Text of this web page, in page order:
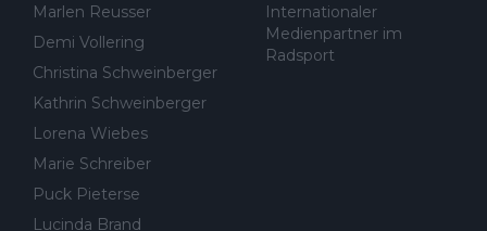
Marlen Reusser
Demi Vollering
Christina Schweinberger
Kathrin Schweinberger
Lorena Wiebes
Marie Schreiber
Puck Pieterse
Lucinda Brand
Internationaler
Medienpartner im
Radsport